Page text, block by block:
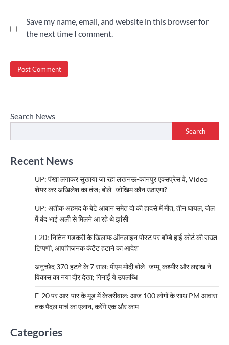
Save my name, email, and website in this browser for
the next time I comment.
Search News
Search
Recent News
UP: पंखा लगाकर सुखाया जा रहा लखनऊ-कानपुर एक्सप्रेस वे, Video
शेयर कर अखिलेश का तंज; बोले- जोखिम कौन उठाएगा?
UP: अतीक अहमद के बेटे आबान समेत दो की हादसे में मौत, तीन घायल, जेल
में बंद भाई अली से मिलने आ रहे थे झांसी
E20: नितिन गडकरी के खिलाफ ऑनलाइन पोस्ट पर बॉम्बे हाई कोर्ट की सख्त
टिप्पणी, आपत्तिजनक कंटेंट हटाने का आदेश
अनुच्छेद 370 हटने के 7 साल: पीएम मोदी बोले- जम्मू-कश्मीर और लद्दाख ने
विकास का नया दौर देखा; गिनाईं ये उपलब्धि
E-20 पर आर-पार के मूड में केजरीवाल: आज 100 लोगों के साथ PM आवास
तक पैदल मार्च का एलान, करेंगे एक और काम
Categories